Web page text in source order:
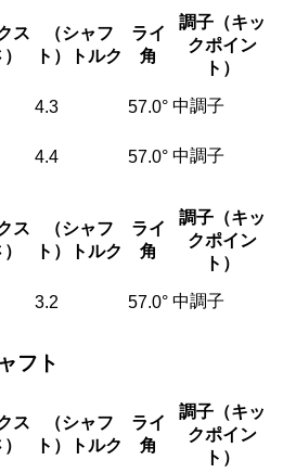
ス
（シャフ
ト）トルク
ライ
角
調子（キッ
クポイン
ト）
4.3 57.0° 中調子
4.4 57.0° 中調子
ス
（シャフ
ト）トルク
ライ
角
調子（キッ
クポイン
ト）
3.2 57.0° 中調子
フト
ス
（シャフ
ト）トルク
ライ
角
調子（キッ
クポイン
ト）